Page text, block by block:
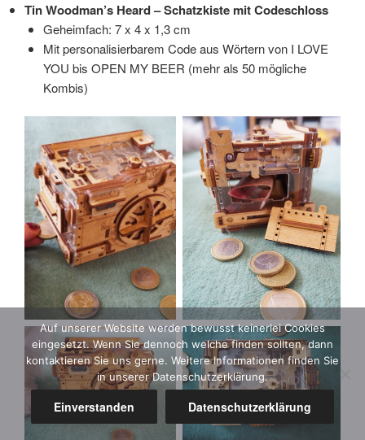
Tin Woodman’s Heard – Schatzkiste mit Codeschloss
Geheimfach: 7 x 4 x 1,3 cm
Mit personalisierbarem Code aus Wörtern von I LOVE
YOU bis OPEN MY BEER (mehr als 50 mögliche
Kombis)
Auf unserer Website werden bewusst keinerlei Cookies
eingesetzt. Wenn Sie dennoch welche finden sollten, dann
kontaktieren Sie uns gerne. Weitere Informationen finden Sie
in unserer Datenschutzerklärung.
Einverstanden Datenschutzerklärung